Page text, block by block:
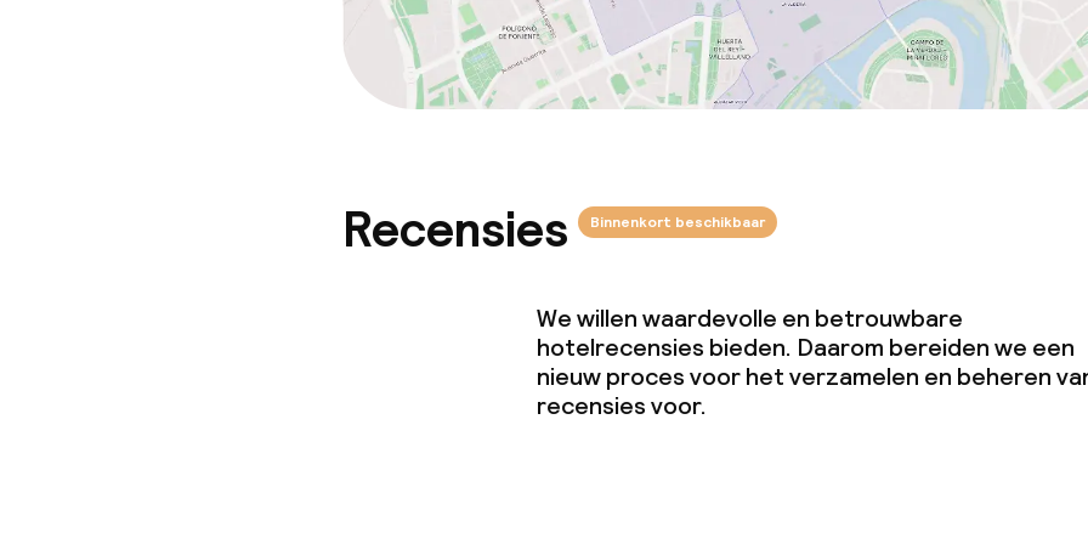
Recensies Binnenkort beschikbaar
We willen waardevolle en betrouwbare
hotelrecensies bieden. Daarom bereiden we een
nieuw proces voor het verzamelen en beheren
recensies voor.